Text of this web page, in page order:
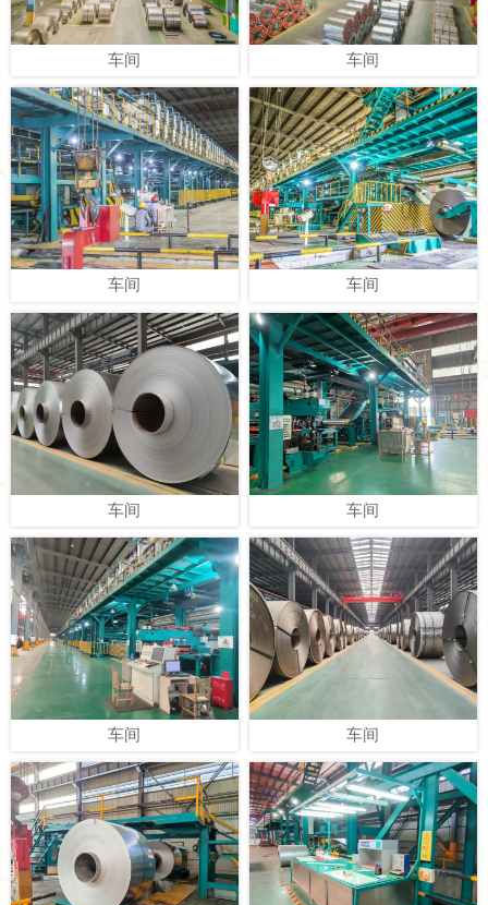
车间 车间
车间 车间
车间 车间
车间 车间
T 弯测试仪 杯突实验
反向冲击实验 附着力检测
环境模拟检测 检测样品
剪板机 拉伸实验仪